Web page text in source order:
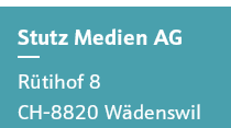
Stutz Medien AG
Rütihof 8
CH-8820 Wädenswil